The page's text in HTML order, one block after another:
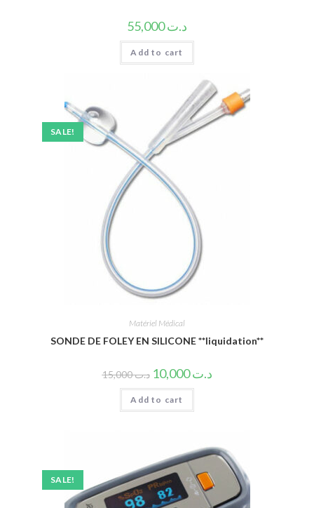
د.ت55,000
Add to cart
SALE!
Matériel Médical
SONDE DE FOLEY EN SILICONE **liquidation**
د.ت15,000 د.ت10,000
Add to cart
SALE!